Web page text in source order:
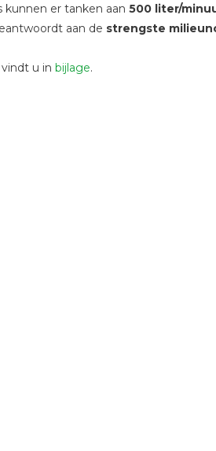
kunnen er tanken aan500 liter/
aan de strengste
vindt u inbijlage.